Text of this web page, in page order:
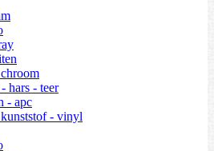
hars - teer
- apc
- vinyl